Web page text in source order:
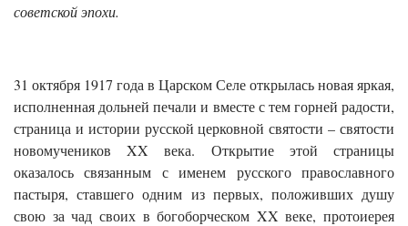
советской эпохи.
31 октября 1917 года в Царском Селе открылась новая яркая,
исполненная дольней печали и вместе с тем горней радости,
страница и истории русской церковной святости – святости
новомучеников XX века. Открытие этой страницы
оказалось связанным с именем русского православного
пастыря, ставшего одним из первых, положивших душу
свою за чад своих в богоборческом XX веке, протоиерея